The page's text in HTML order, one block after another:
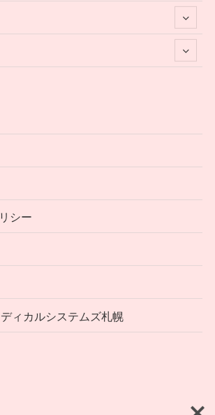
シー
ィカルシステムズ札幌